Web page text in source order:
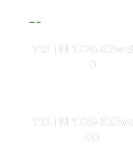
113 TN 1726-
0
113 TN 1739-
00